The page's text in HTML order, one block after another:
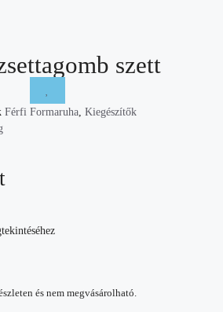
szett
Férfi Formaruha, Kiegészítők
és nem megvásárolható.